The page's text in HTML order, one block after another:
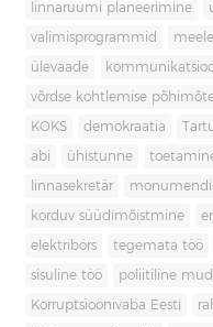
linnaruumi planeerimine
valimisprogrammid
ülevaade
võrdse kohtlemise
KOKS demokraatia
abi ühistunne
linnasekretär
korduv süüdimõistmine
elektribörs tegemata töö
sisuline töö poliitiline
Korruptsioonivaba Eesti